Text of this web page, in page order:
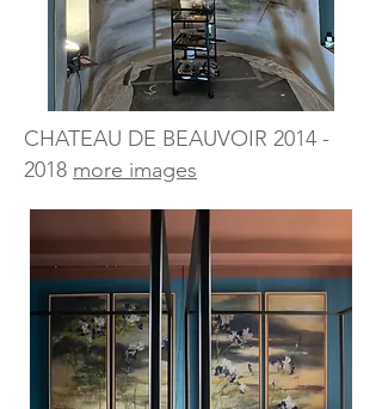
CHATEAU DE BEAUVOIR 2014 -
2018 more images